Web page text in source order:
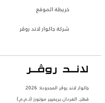
خريطة الموقع
شركة جاكوار لاند روڤر
جاكوار لاند روڨر المحدودة: 2026
قطر, الفردان بريميير موتورز (ذ.م.م.)